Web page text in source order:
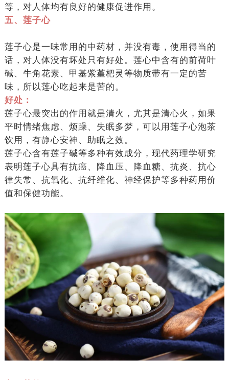
等，对人体均有良好的健康促进作用。
五、莲子心
莲子心是一味常用的中药材，并没有毒，使用得当的
话，对人体没有坏处只有好处。莲心中含有的前荷叶
碱、牛角花素、甲基紫堇杷灵等物质带有一定的苦
味，所以莲心吃起来是苦的。
好处：
莲子心最突出的作用就是清火，尤其是清心火，如果
平时情绪焦虑、烦躁、失眠多梦，可以用莲子心泡茶
饮用，有静心安神、助眠之效。
莲子心含有莲子碱等多种有效成分，现代药理学研究
表明莲子心具有抗癌、降血压、降血糖、抗炎、抗心
律失常、抗氧化、抗纤维化、神经保护等多种药用价
值和保健功能。